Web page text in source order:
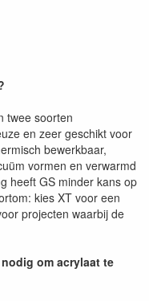
twee soorten
en zeer geschikt voor
bewerkbaar,
vormen en verwarmd
heeft GS minder kans op
kies XT voor een
projecten waarbij de
om acrylaat te